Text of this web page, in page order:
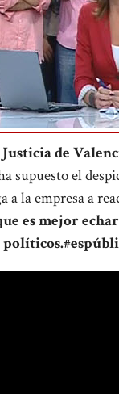
de
supuesto el
a la empresa a
es mejor
políticos.